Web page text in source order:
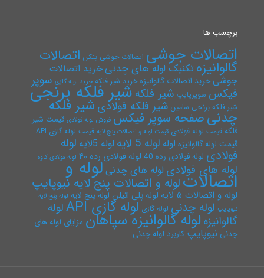
برچسب ها
اتصالات جوشی اتصالات جوشی بنکن اتصالات
گالوانیزهتکنیک لوله های چدنیخرید اتصالات
جوشیخرید اتصالات گالوانیزه خرید شیر فلکه خرید لوله گازی سوپر
فیکس سوپرپایپ شیر فلکه شیر فلکه برنجی
شیر فلکه برنجی سامین شیر فلکه فولادی شیر فلکه
چدنیصفحه سوپر فیکس فروش لوله فولادی قیمت شیر
فلکه قیمت لوله فولادی قیمت لوله و اتصالات پنج لایه قیمت لوله گازی API
قیمت لوله گالوانیزه لوله لوله 5 لایه لوله 5لایه لوله
فولادی لوله فولادی رده 40 لوله فولادی رده ۴۰ لوله فولادی کاوه
لوله های فولادی لوله های چدنی لوله و اتصالاتلوله و اتصالات پنج لایه نیوپایپ
لوله و اتصالات ۵ لایه لوله پلی اتیلن لوله پنج لایه لوله پنج لایه
نیوپایپ لوله چدنی لوله گازی لوله گازی API لوله
گالوانیزه لوله گالوانیزه سپاهان مزایای لوله های
چدنی نیوپایپ کاربرد لوله چدنی